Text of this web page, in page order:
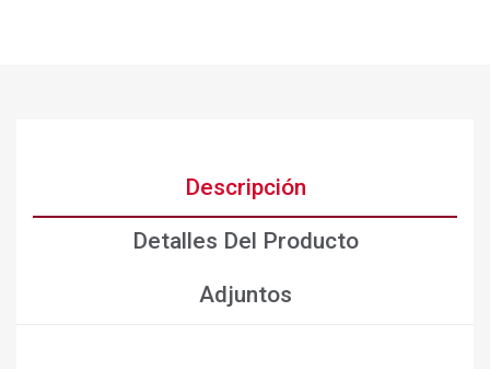
Descripción
Detalles Del Producto
Adjuntos